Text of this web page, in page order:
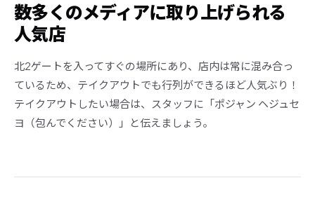
数多くのメディアに取り上げられる
人気店
北2ゲートを入ってすぐの場所にあり、店内は常に混み合っ
ているため、テイクアウトでも行列ができるほど人気ぶり！
テイクアウトしたい場合は、スタッフに「ポジャン ヘジュセ
ヨ（包んでください）」と伝えましょう。